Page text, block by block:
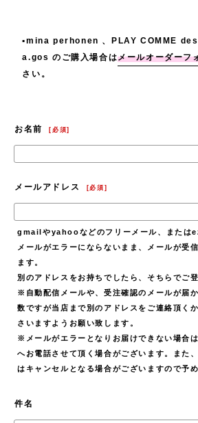
▪️mina perhonen 、PLAY COMME
a.gos のご購入場合はメールオーダーフ
さい。
お名前 [必須]
メールアドレス [必須 ]
gmailやyahooなどのフリーメール、または
メールがエラーにならないまま、メールが受
ます。
別のアドレスをお持ちでしたら、そちらでご登
※自動配信メールや、受注確認のメールが届
数ですが当店まで別のアドレスをご連絡頂く
さいますようお願い致します。
※メールがエラーとなりお届けできない場合
へお電話させて頂く場合がございます。また
はキャンセルとなる場合がございますので予
件名